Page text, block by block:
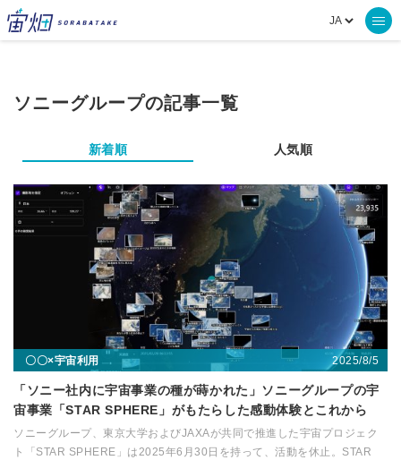
ソニーグループの記事一覧
新着順 人気順
〇〇×宇宙利用 2025/8/5
「ソニー社内に宇宙事業の種が蒔かれた」ソニーグループの宇
宙事業「STAR SPHERE」がもたらした感動体験とこれから
ソニーグループ、東京大学およびJAXAが共同で推進した宇宙プロジェク
ト「STAR SPHERE」は2025年6月30日を持って、活動を休止。STAR